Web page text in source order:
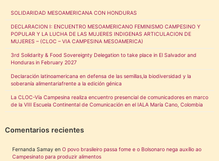
SOLIDARIDAD MESOAMERICANA CON HONDURAS
DECLARACION I: ENCUENTRO MESOAMERICANO FEMINISMO CAMPESINO Y
POPULAR Y LA LUCHA DE LAS MUJERES INDIGENAS ARTICULACION DE
MUJERES – (CLOC – VIA CAMPESINA MESOAMERICA)
3rd Solidarity & Food Sovereignty Delegation to take place in El Salvador and
Honduras in February 2027
Declaración latinoamericana en defensa de las semillas,la biodiversidad y la
soberanía alimentariafrente a la edición génica
La CLOC-Vía Campesina realiza encuentro presencial de comunicadores en marco
de la VIII Escuela Continental de Comunicación en el IALA María Cano, Colombia
Comentarios recientes
Fernanda Samay en O povo brasileiro passa fome e o Bolsonaro nega auxílio ao
Campesinato para produzir alimentos